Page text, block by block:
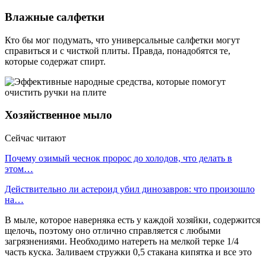
Влажные салфетки
Кто бы мог подумать, что универсальные салфетки могут
справиться и с чисткой плиты. Правда, понадобятся те,
которые содержат спирт.
Хозяйственное мыло
Сейчас читают
Почему озимый чеснок пророс до холодов, что делать в
этом…
Действительно ли астероид убил динозавров: что произошло
на…
В мыле, которое наверняка есть у каждой хозяйки, содержится
щелочь, поэтому оно отлично справляется с любыми
загрязнениями. Необходимо натереть на мелкой терке 1/4
часть куска. Заливаем стружки 0,5 стакана кипятка и все это